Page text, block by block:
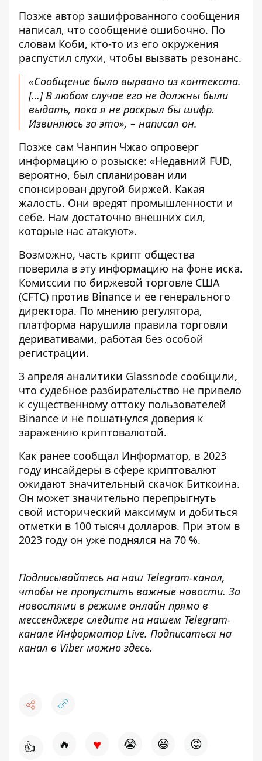
Позже автор зашифрованного сообщения
написал, что сообщение ошибочно. По
словам Коби, кто-то из его окружения
распустил слухи, чтобы вызвать резонанс.
«Сообщение было вырвано из контекста.
[…] В любом случае его не должны были
выдать, пока я не раскрыл бы шифр.
Извиняюсь за это», – написал он.
Позже сам Чанпин Чжао опроверг
информацию о розыске: «Недавний FUD,
вероятно, был спланирован или
спонсирован другой биржей. Какая
жалость. Они вредят промышленности и
себе. Нам достаточно внешних сил,
которые нас атакуют».
Возможно, часть крипт общества
поверила в эту информацию на фоне иска.
Комиссии по биржевой торговле США
(CFTC) против Binance и ее генерального
директора. По мнению регулятора,
платформа нарушила правила торговли
деривативами, работая без особой
регистрации.
3 апреля аналитики Glassnode сообщили,
что судебное разбирательство не привело
к существенному оттоку пользователей
Binance и не пошатнулся доверия к
заражению криптовалютой.
Как ранее сообщал Информатор, в 2023
году инсайдеры в сфере криптовалют
ожидают значительный скачок Биткоина.
Он может значительно перепрыгнуть
свой исторический максимум и добиться
отметки в 100 тысяч долларов. При этом в
2023 году он уже поднялся на 70 %.
Подписывайтесь на наш Telegram-канал,
чтобы не пропустить важные новости. За
новостями в режиме онлайн прямо в
мессенджере следите на нашем Telegram-
канале Информатор Live. Подписаться на
канал в Viber можно здесь.
👍 🔥 ♥ 😭 😆 😡